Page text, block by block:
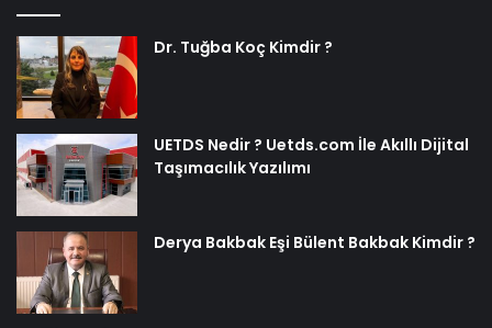
Dr. Tuğba Koç Kimdir ?
UETDS Nedir ? Uetds.com İle Akıllı Dijital
Taşımacılık Yazılımı
Derya Bakbak Eşi Bülent Bakbak Kimdir ?